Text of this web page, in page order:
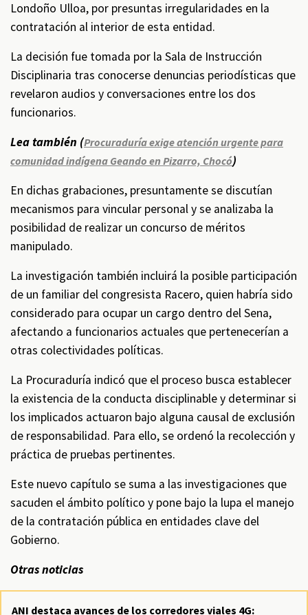
Londoño Ulloa, por presuntas irregularidades en la
contratación al interior de esta entidad.
La decisión fue tomada por la Sala de Instrucción
Disciplinaria tras conocerse denuncias periodísticas que
revelaron audios y conversaciones entre los dos
funcionarios.
Lea también (Procuraduría exige atención urgente para
comunidad indígena Geando en Pizarro, Chocó)
En dichas grabaciones, presuntamente se discutían
mecanismos para vincular personal y se analizaba la
posibilidad de realizar un concurso de méritos
manipulado.
La investigación también incluirá la posible participación
de un familiar del congresista Racero, quien habría sido
considerado para ocupar un cargo dentro del Sena,
afectando a funcionarios actuales que pertenecerían a
otras colectividades políticas.
La Procuraduría indicó que el proceso busca establecer
la existencia de la conducta disciplinable y determinar si
los implicados actuaron bajo alguna causal de exclusión
de responsabilidad. Para ello, se ordenó la recolección y
práctica de pruebas pertinentes.
Este nuevo capítulo se suma a las investigaciones que
sacuden el ámbito político y pone bajo la lupa el manejo
de la contratación pública en entidades clave del
Gobierno.
Otras noticias
ANI destaca avances de los corredores viales 4G: